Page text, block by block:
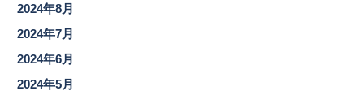
2024年8月
2024年7月
2024年6月
2024年5月